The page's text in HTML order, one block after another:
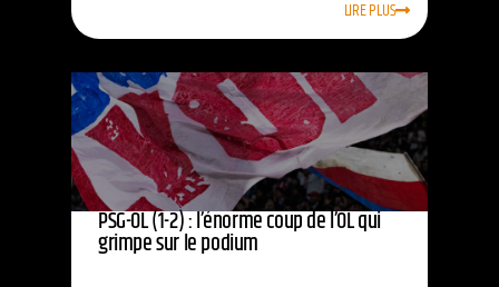
LIRE PLUS
PSG-OL (1-2) : l’énorme coup de l’OL qui
grimpe sur le podium